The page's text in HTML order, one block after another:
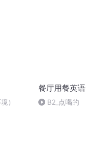
）
餐厅用餐英
B2_点喝的